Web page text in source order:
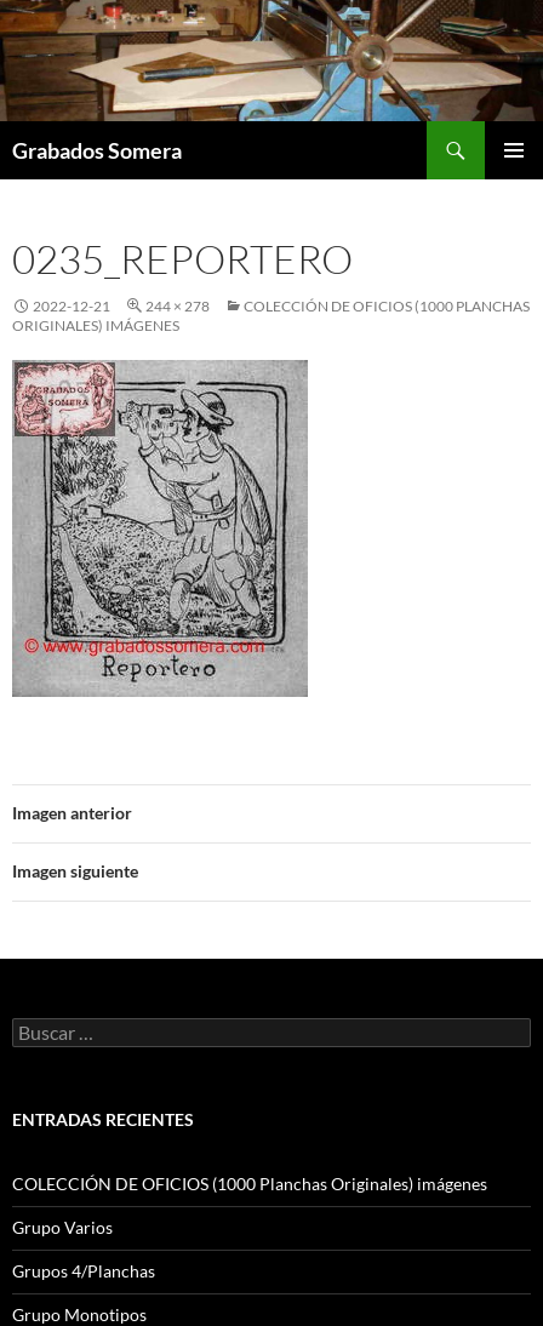
Saltar
al
contenido
Grabados Somera
0235_REPORTERO
2022-12-21 244 × 278
COLECCIÓN DE OFICIOS (1000 PLANCHAS
ORIGINALES) IMÁGENES
Imagen anterior
Imagen siguiente
Buscar:
ENTRADAS RECIENTES
COLECCIÓN DE OFICIOS (1000 Planchas Originales) imágenes
Grupo Varios
Grupos 4/Planchas
Grupo Monotipos